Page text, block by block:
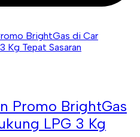
Promo BrightGas
LPG 3 Kg